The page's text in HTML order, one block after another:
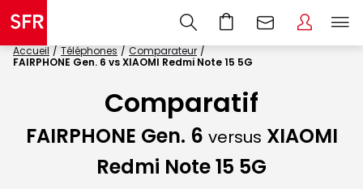
Accueil Téléphones
Comparateur
FAIRPHONE Gen. 6 vs XIAOMI Redmi Note 15 5G
Comparatif
FAIRPHONE Gen. 6 versus XIAOMI
Redmi Note 15 5G